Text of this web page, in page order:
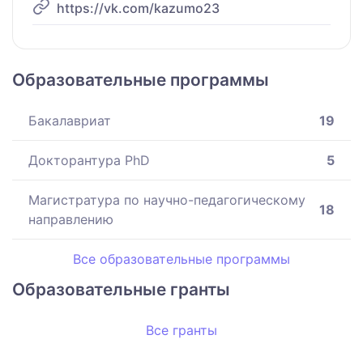
https://vk.com/kazumo23
Образовательные программы
Бакалавриат 19
Докторантура PhD 5
Магистратура по научно-педагогическому
направлению
18
Все образовательные программы
Образовательные гранты
Все гранты